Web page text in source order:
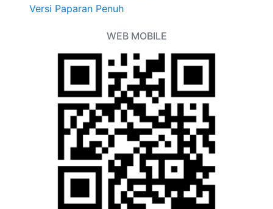
Versi Paparan Penuh
WEB MOBILE